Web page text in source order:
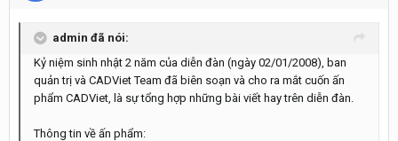
admin đã nói:
Kỷ niệm sinh nhật 2 năm của diễn đàn (ngày 02/01/2008), ban
quản trị và CADViet Team đã biên soạn và cho ra mắt cuốn ấn
phẩm CADViet, là sự tổng hợp những bài viết hay trên diễn đàn.
Thông tin về ấn phẩm: